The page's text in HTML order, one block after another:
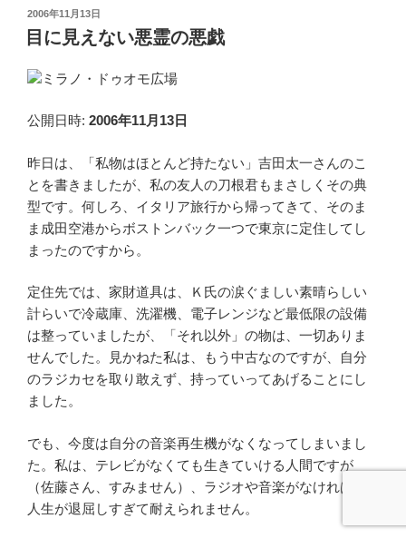
投
稿
日:
2006年11月13日
目に見えない悪霊の悪戯
ミラノ・ドゥオモ広場
公開日時: 2006年11月13日
昨日は、「私物はほとんど持たない」吉田太一さんのこ
とを書きましたが、私の友人の刀根君もまさしくその典
型です。何しろ、イタリア旅行から帰ってきて、そのま
ま成田空港からボストンバック一つで東京に定住してし
まったのですから。
定住先では、家財道具は、Ｋ氏の涙ぐましい素晴らしい
計らいで冷蔵庫、洗濯機、電子レンジなど最低限の設備
は整っていましたが、「それ以外」の物は、一切ありま
せんでした。見かねた私は、もう中古なのですが、自分
のラジカセを取り敢えず、持っていってあげることにし
ました。
でも、今度は自分の音楽再生機がなくなってしまいまし
た。私は、テレビがなくても生きていける人間ですが
（佐藤さん、すみません）、ラジオや音楽がなければ、
人生が退屈しすぎて耐えられません。